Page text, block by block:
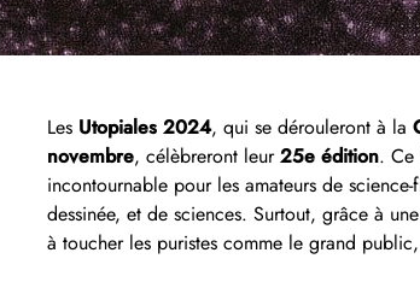
Les Utopiales 2024, qui se dérouleront à la
novembre, célèbreront leur25e édition. Ce
incontournable pour les amateurs de
dessinée, et de sciences. Surtout, grâce à
à toucher les puristes comme le grand